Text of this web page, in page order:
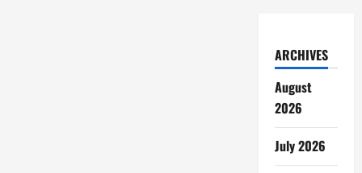
ARCHIVES
August
2026
July 2026